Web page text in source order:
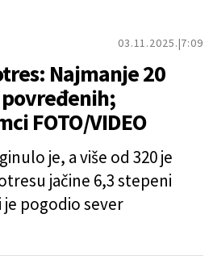
03.11.2025. 7:09
Najmanje 20
FOTO/VIDEO
je, a više od 320 je
jačine 6,3 stepeni
pogodio sever